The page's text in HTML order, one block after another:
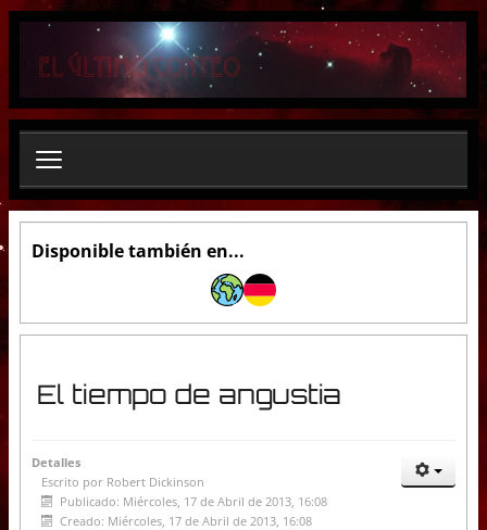
Disponible también en...
El tiempo de angustia
Detalles
Escrito por Robert Dickinson
Publicado: Miércoles, 17 de Abril de 2013, 16:08
Creado: Miércoles, 17 de Abril de 2013, 16:08